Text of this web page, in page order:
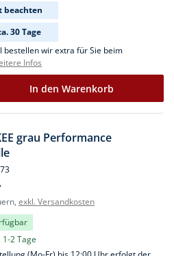
beachten
30 Tage
bestellen wir extra für Sie beim
Infos
In den Warenkorb
grau Performance
exkl. Versandkosten
2 Tage